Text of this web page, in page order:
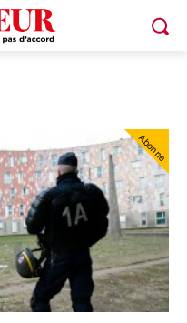
Abonné